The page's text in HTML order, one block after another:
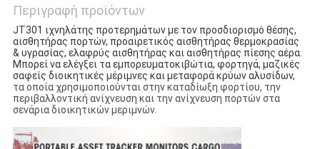
Περιγραφή προϊόντων
JT301 ιχνηλάτης προτερημάτων με τον προσδιορισμό θέσης,
αισθητήρας πορτών, προαιρετικός αισθητήρας θερμοκρασίας
& υγρασίας, ελαφρύς αισθητήρας και αισθητήρας πίεσης αέρα.
Μπορεί να ελέγξει τα εμπορευματοκιβώτια, φορτηγά, μαζικές
σαφείς διοικητικές μέριμνες και μεταφορά κρύων αλυσίδων,
τα οποία χρησιμοποιούνται στην καταδίωξη φορτίου, την
περιβαλλοντική ανίχνευση και την ανίχνευση πορτών στα
σενάρια διοικητικών μεριμνών.